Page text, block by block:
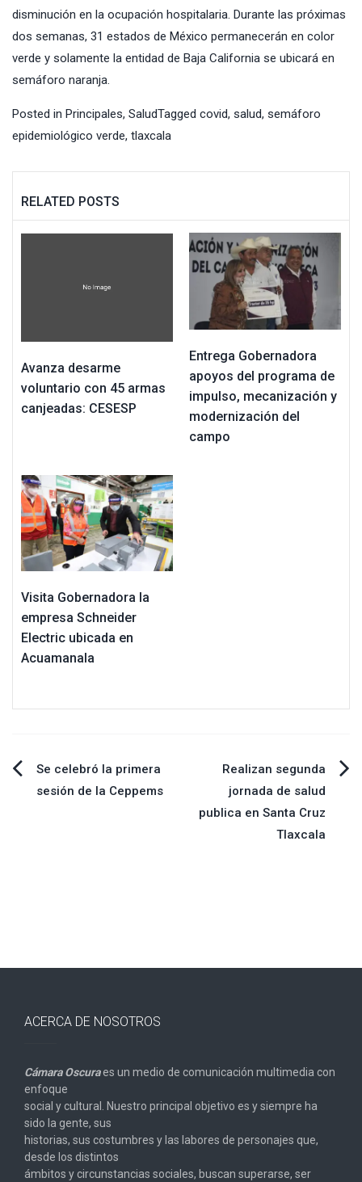
disminución en la ocupación hospitalaria. Durante las próximas
dos semanas, 31 estados de México permanecerán en color
verde y solamente la entidad de Baja California se ubicará en
semáforo naranja.
Posted in Principales, SaludTagged covid, salud, semáforo
epidemiológico verde, tlaxcala
RELATED POSTS
Avanza desarme
voluntario con 45 armas
canjeadas: CESESP
Entrega Gobernadora
apoyos del programa de
impulso, mecanización y
modernización del
campo
Visita Gobernadora la
empresa Schneider
Electric ubicada en
Acuamanala
Navegación
Se celebró la primera
sesión de la Ceppems
Realizan segunda
jornada de salud
publica en Santa Cruz
Tlaxcala
ACERCA DE NOSOTROS
Cámara Oscuraes un medio de comunicación multimedia con
enfoque
social y cultural. Nuestro principal objetivo es y siempre ha
sido la gente, sus
historias, sus costumbres y las labores de personajes que,
desde los distintos
ámbitos y circunstancias sociales, buscan superarse, ser